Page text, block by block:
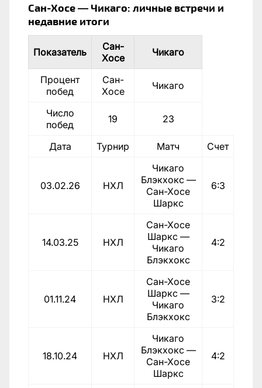
Сан-Хосе — Чикаго: личные встречи и
недавние итоги
Показатель
Сан-
Хосе
Чикаго
Процент
побед
Сан-
Хосе
Чикаго
Число
побед
19 23
Дата Турнир Матч Счет
03.02.26 НХЛ
Чикаго
Блэкхокс —
Сан-Хосе
Шаркс
6:3
14.03.25 НХЛ
Сан-Хосе
Шаркс —
Чикаго
Блэкхокс
4:2
01.11.24 НХЛ
Сан-Хосе
Шаркс —
Чикаго
Блэкхокс
3:2
18.10.24 НХЛ
Чикаго
Блэкхокс —
Сан-Хосе
Шаркс
4:2